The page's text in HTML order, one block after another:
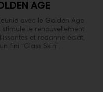
AGE
avec le Golden Age
stimule le renouvellement
et redonne éclat,
fini “Glass Skin”.